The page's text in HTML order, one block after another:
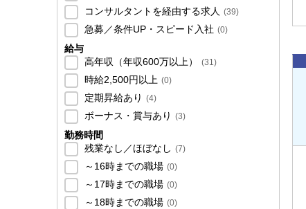
コンサルタントを経由する求人 (39)
急募／条件UP・スピード入社 (0)
給与
高年収（年収600万以上）
(31)
時給2,500円以上 (0)
定期昇給あり (4)
ボーナス・賞与あり (3)
勤務時間
残業なし／ほぼなし (7)
～16時までの職場 (0)
～17時までの職場 (0)
～18時までの職場 (0)